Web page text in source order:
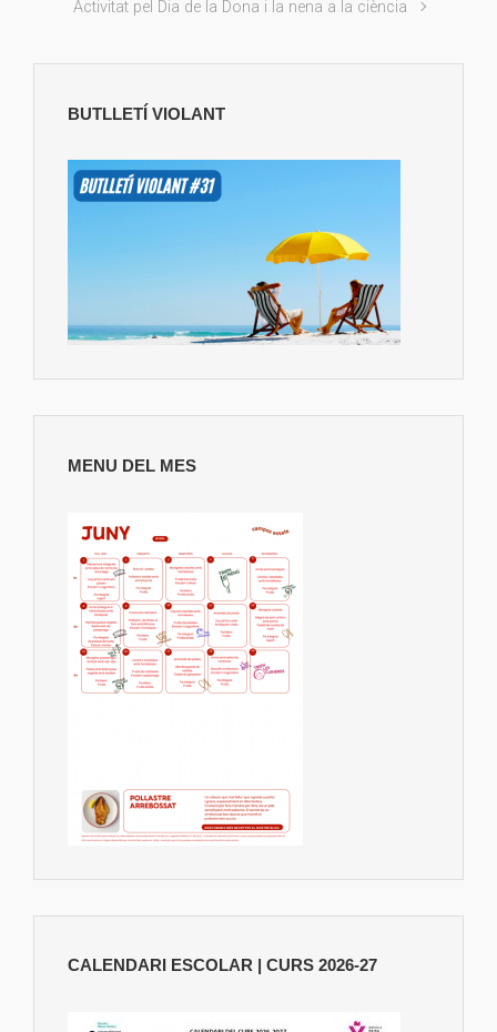
Activitat pel Dia de la Dona i la nena a la ciència
BUTLLETÍ VIOLANT
MENU DEL MES
CALENDARI ESCOLAR | CURS 2026-27